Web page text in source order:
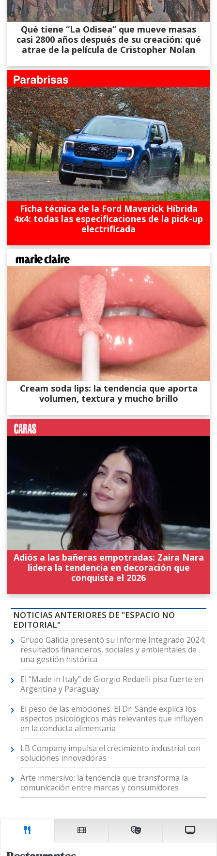
Qué tiene “La Odisea” que mueve masas
casi 2800 años después de su creación: qué
atrae de la película de Cristopher Nolan
Ficha técnica de la Ford Maverick Híbrida
4x4: todas las especificaciones de la pick-up
electrificada
Cream soda lips: la tendencia que aporta
volumen, textura y mucho brillo
Adiós a las bañeras empotradas: Zaira Nara
lidera la tendencia en decoración que
conquista el 2026
NOTICIAS ANTERIORES DE "ESPACIO NO
EDITORIAL"
Grupo Galicia presentó su Informe Integrado 2024:
resultados financieros, sociales y ambientales de
una gestión histórica
El “Made in Italy” de Giorgio Redaelli pisa fuerte en
Argentina y Paraguay
El peso de las emociones: El Dr. Sande explica los
aspectos psicológicos más relevantes que influyen
en la conducta alimentaria
LB Company impulsa el crecimiento industrial con
soluciones innovadoras
Arte inmersivo: la tendencia que transforma la
comunicación entre marcas y consumidores